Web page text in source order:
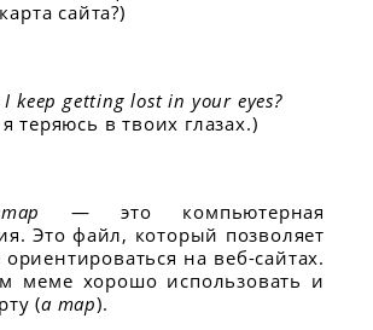
сайта?)
I keep getting lost in your eyes?
теряюсь в твоих глазах.)
— это компьютерная
Это файл, который позволяет
на веб-сайтах.
меме хорошо использовать и
(a map).